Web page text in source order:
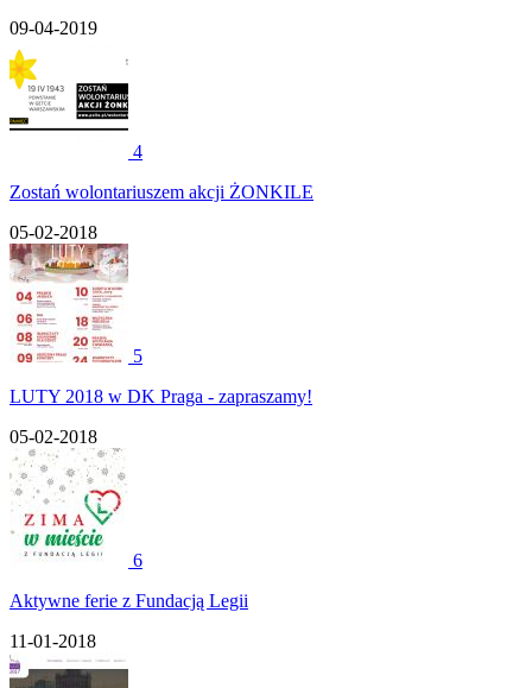
09-04-2019
4
Zostań wolontariuszem akcji ŻONKILE
05-02-2018
5
LUTY 2018 w DK Praga - zapraszamy!
05-02-2018
6
Aktywne ferie z Fundacją Legii
11-01-2018